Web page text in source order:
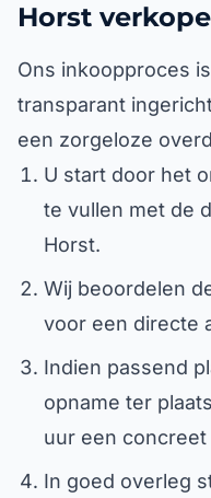
Horst
Ons inkoopproces
transparant
een zorgeloze
U start door het
te vullen met de
Horst.
Wij beoordelen
voor een directe
Indien passend
opname ter
uur een concreet
In goed overleg